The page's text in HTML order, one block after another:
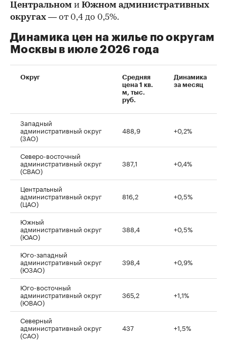
Центральном и Южном административных
округах — от 0,4 до 0,5%.
Динамика цен на жилье по округам
Москвы в июле 2026 года
Округ
Средняя
цена 1 кв.
м, тыс.
руб.
Динамика
за месяц
Западный
административный округ
(ЗАО)
488,9 +0,2%
Северо-восточный
административный округ
(СВАО)
387,1 +0,4%
Центральный
административный округ
(ЦАО)
816,2 +0,5%
Южный
административный округ
(ЮАО)
388,4 +0,5%
Юго-западный
административный округ
(ЮЗАО)
398,4 +0,9%
Юго-восточный
административный округ
(ЮВАО)
365,2 +1,1%
Северный
административный округ
(САО)
437 +1,5%